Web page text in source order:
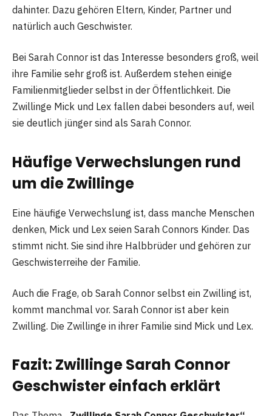
dahinter. Dazu gehören Eltern, Kinder, Partner und
natürlich auch Geschwister.
Bei Sarah Connor ist das Interesse besonders groß, weil
ihre Familie sehr groß ist. Außerdem stehen einige
Familienmitglieder selbst in der Öffentlichkeit. Die
Zwillinge Mick und Lex fallen dabei besonders auf, weil
sie deutlich jünger sind als Sarah Connor.
Häufige Verwechslungen rund
um die Zwillinge
Eine häufige Verwechslung ist, dass manche Menschen
denken, Mick und Lex seien Sarah Connors Kinder. Das
stimmt nicht. Sie sind ihre Halbbrüder und gehören zur
Geschwisterreihe der Familie.
Auch die Frage, ob Sarah Connor selbst ein Zwilling ist,
kommt manchmal vor. Sarah Connor ist aber kein
Zwilling. Die Zwillinge in ihrer Familie sind Mick und Lex.
Fazit: Zwillinge Sarah Connor
Geschwister einfach erklärt